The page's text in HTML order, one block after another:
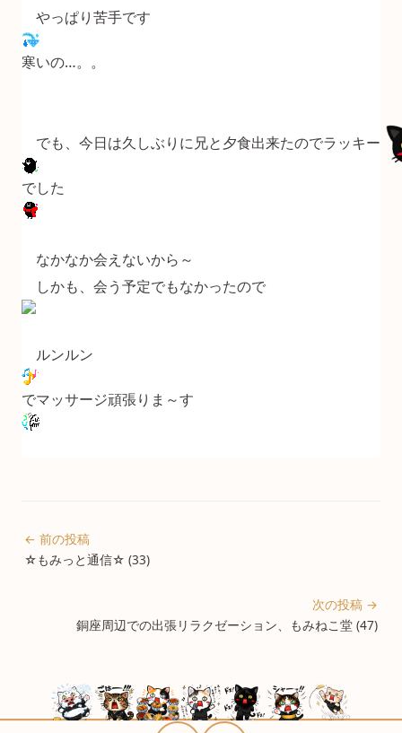
やっぱり苦手です
寒いの…。。
でも、今日は久しぶりに兄と夕食出来たのでラッキー
でした
なかなか会えないから～
しかも、会う予定でもなかったので
ルンルン
でマッサージ頑張りま～す
← 前の投稿
☆もみっと通信☆ (33)
次の投稿 →
銅座周辺での出張リラクゼーション、もみねこ堂 (47)